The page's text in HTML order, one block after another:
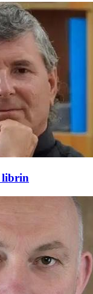
librin